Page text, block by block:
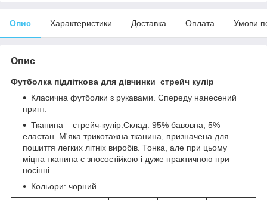
Опис Характеристики Доставка Оплата Умови
Опис
Футболка підліткова для дівчинки стрейч кулір
Класична футболки з рукавами. Спереду нанесений
принт.
Тканина – стрейч-кулір.Склад: 95% бавовна, 5%
еластан. М'яка трикотажна тканина, призначена для
пошиття легких літніх виробів. Тонка, але при цьому
міцна тканина є зносостійкою і дуже практичною при
носінні.
Кольори: чорний